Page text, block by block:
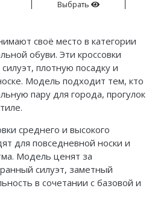
Выбрать
своё место в категории
обуви. Эти кроссовки
плотную посадку и
Модель подходит тем, кто
пару для города, прогулок
среднего и высокого
для повседневной носки и
Модель ценят за
силуэт, заметный
в сочетании с базовой и